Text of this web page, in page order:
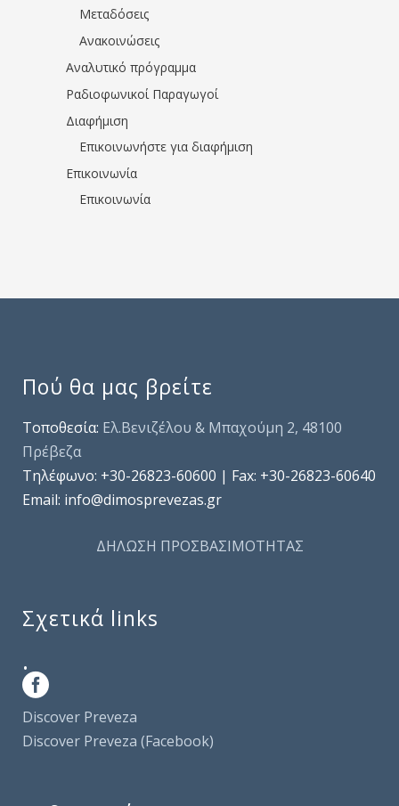
Μεταδόσεις
Ανακοινώσεις
Αναλυτικό πρόγραμμα
Ραδιοφωνικοί Παραγωγοί
Διαφήμιση
Επικοινωνήστε για διαφήμιση
Επικοινωνία
Επικοινωνία
Πού θα μας βρείτε
Τοποθεσία: Ελ.Βενιζέλου & Μπαχούμη 2, 48100
Πρέβεζα
Τηλέφωνo: +30-26823-60600 | Fax: +30-26823-60640
Email: info@dimosprevezas.gr
ΔΗΛΩΣΗ ΠΡΟΣΒΑΣΙΜΟΤΗΤΑΣ
Σχετικά links
.
Discover Preveza
Discover Preveza (Facebook)